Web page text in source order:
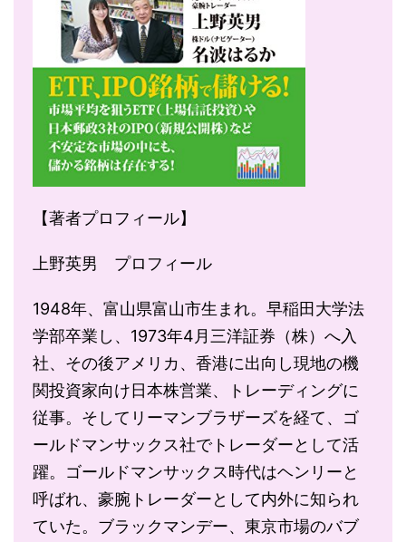
【著者プロフィール】
上野英男 プロフィール
1948年、富山県富山市生まれ。早稲田大学法
学部卒業し、1973年4月三洋証券（株）へ入
社、その後アメリカ、香港に出向し現地の機
関投資家向け日本株営業、トレーディングに
従事。そしてリーマンブラザーズを経て、ゴ
ールドマンサックス社でトレーダーとして活
躍。ゴールドマンサックス時代はヘンリーと
呼ばれ、豪腕トレーダーとして内外に知られ
ていた。ブラックマンデー、東京市場のバブ